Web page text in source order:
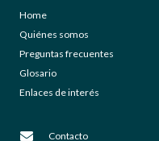
Home
Quiénes somos
Preguntas frecuentes
Glosario
Enlaces de interés
Contacto